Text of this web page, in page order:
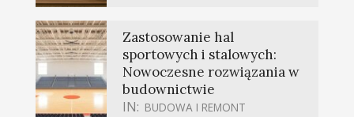
Zastosowanie hal
sportowych i stalowych:
Nowoczesne rozwiązania w
budownictwie
IN: BUDOWA I REMONT